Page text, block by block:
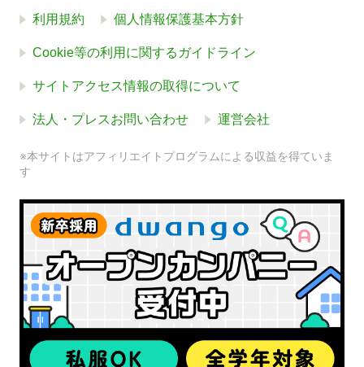
利用規約 個人情報保護基本方針
Cookie等の利用に関するガイドライン
サイトアクセス情報の取得について
法人・プレスお問い合わせ 運営会社
※本サイトはアフィリエイトプログラムによる収益を得ていま
す